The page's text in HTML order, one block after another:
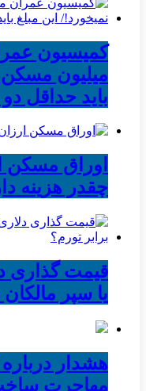
میلیون مسکن
باید حداقل
اوراق مسکن
چقدر هزینه
قیمت گذاری
یا سپر
هشدار
مهاجرت